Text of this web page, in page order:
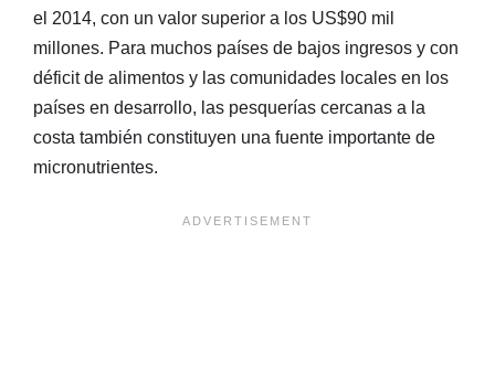
el 2014, con un valor superior a los US$90 mil
millones. Para muchos países de bajos ingresos y con
déficit de alimentos y las comunidades locales en los
países en desarrollo, las pesquerías cercanas a la
costa también constituyen una fuente importante de
micronutrientes.